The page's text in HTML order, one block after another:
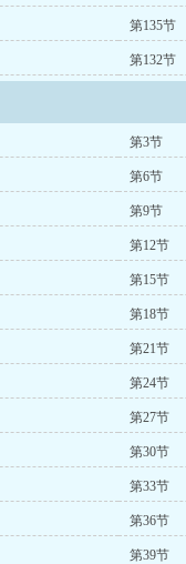
第135节
第132节
第3节
第6节
第9节
第12节
第15节
第18节
第21节
第24节
第27节
第30节
第33节
第36节
第39节